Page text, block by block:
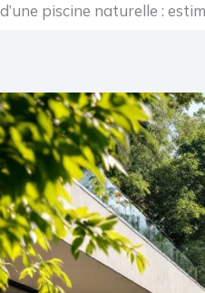
piscine naturelle :